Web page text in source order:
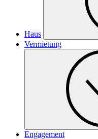
Haus
Vermietung
Engagement